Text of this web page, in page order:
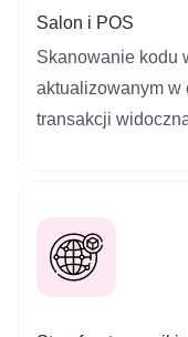
Salon i POS
Skanowanie kodu
aktualizowanym w
transakcji